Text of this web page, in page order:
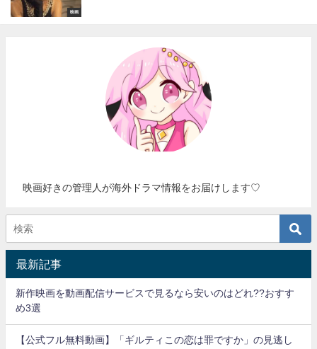
映画
映画好きの管理人が海外ドラマ情報をお届けします♡
最新記事
新作映画を動画配信サービスで見るなら安いのはどれ??おすす
め3選
【公式フル無料動画】「ギルティこの恋は罪ですか」の見逃し